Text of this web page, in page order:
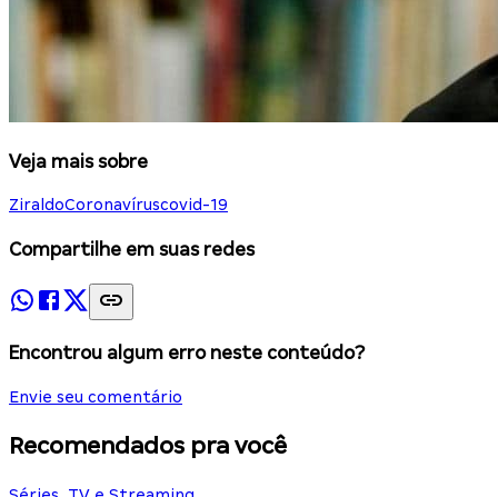
Veja mais sobre
ZiraldoCoronavíruscovid-19
Compartilhe em suas redes
Encontrou algum erro neste conteúdo?
Envie seu comentário
Recomendados pra você